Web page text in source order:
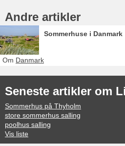
Andre artikler
Sommerhuse i Danmark
Om Danmark
Seneste artikler om
Sommerhus på Thyholm
store sommerhus salling
poolhus salling
Vis liste